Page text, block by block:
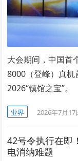
大会期间，中国
8000（登峰）真机
2026“镇馆之宝”。
业界 2026年7月17
42号令执行在即
电消纳难题